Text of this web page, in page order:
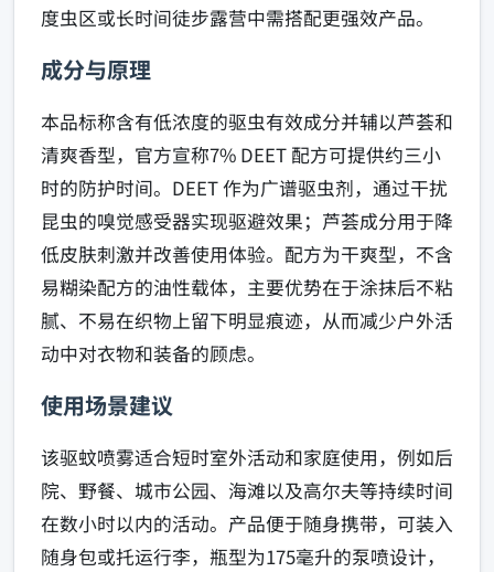
度虫区或长时间徒步露营中需搭配更强效产品。
成分与原理
本品标称含有低浓度的驱虫有效成分并辅以芦荟和
清爽香型，官方宣称7% DEET 配方可提供约三小
时的防护时间。DEET 作为广谱驱虫剂，通过干扰
昆虫的嗅觉感受器实现驱避效果；芦荟成分用于降
低皮肤刺激并改善使用体验。配方为干爽型，不含
易糊染配方的油性载体，主要优势在于涂抹后不粘
腻、不易在织物上留下明显痕迹，从而减少户外活
动中对衣物和装备的顾虑。
使用场景建议
该驱蚊喷雾适合短时室外活动和家庭使用，例如后
院、野餐、城市公园、海滩以及高尔夫等持续时间
在数小时以内的活动。产品便于随身携带，可装入
随身包或托运行李，瓶型为175毫升的泵喷设计，